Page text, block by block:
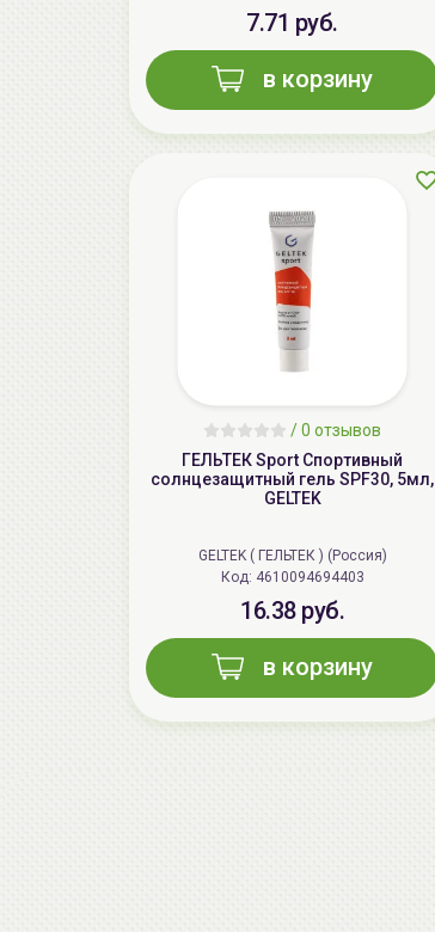
7.71 руб.
в корзину
/0 отзывов
ГЕЛЬТЕК Sport Спортивный
солнцезащитный гель SPF30, 5мл,
GELTEK
GELTEK ( ГЕЛЬТЕК ) (Россия)
Код: 4610094694403
16.38 руб.
в корзину